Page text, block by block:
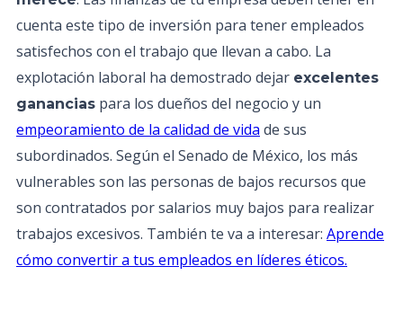
cuenta este tipo de inversión para tener empleados
satisfechos con el trabajo que llevan a cabo. La
explotación laboral ha demostrado dejar excelentes
ganancias para los dueños del negocio y un
empeoramiento de la calidad de vida de sus
subordinados. Según el Senado de México, los más
vulnerables son las personas de bajos recursos que
son contratados por salarios muy bajos para realizar
trabajos excesivos. También te va a interesar: Aprende
cómo convertir a tus empleados en líderes éticos.